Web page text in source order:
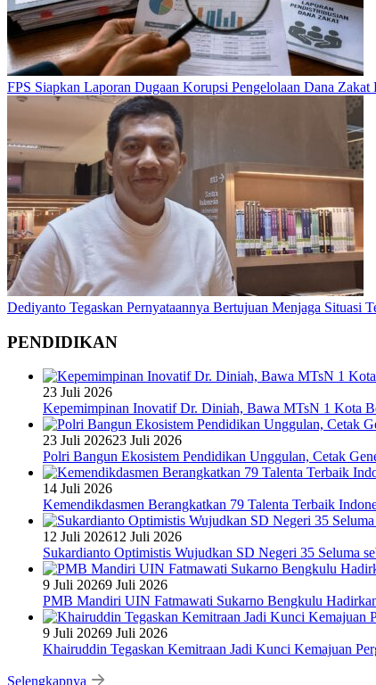
FPS Siapkan Laporan Dugaan Korupsi Pengelolaan Dana Zakat
Dediyanto Tegaskan Pernyataannya Bertujuan Menjaga Situasi
PENDIDIKAN
23 Juli 2026
Kepemimpinan Inovatif Dr. Diniah, Bawa MTsN 1 Kota
23 Juli 202623 Juli 2026
Polri Bangun Ekosistem Pendidikan Unggulan, Cetak
14 Juli 2026
Kemendikdasmen Berangkatkan 79 Talenta Terbaik
12 Juli 202612 Juli 2026
Sukardianto Optimistis Wujudkan SD Negeri 35 Seluma
9 Juli 20269 Juli 2026
PMB Mandiri UIN Fatmawati Sukarno Bengkulu
9 Juli 20269 Juli 2026
Khairuddin Tegaskan Kemitraan Jadi Kunci Kemajuan
Selengkapnya